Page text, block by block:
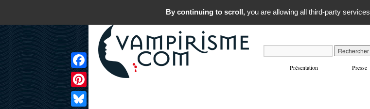
Présentation Presse
Facebook
Pinterest
By continuing to scroll,you are allowing all third-party services